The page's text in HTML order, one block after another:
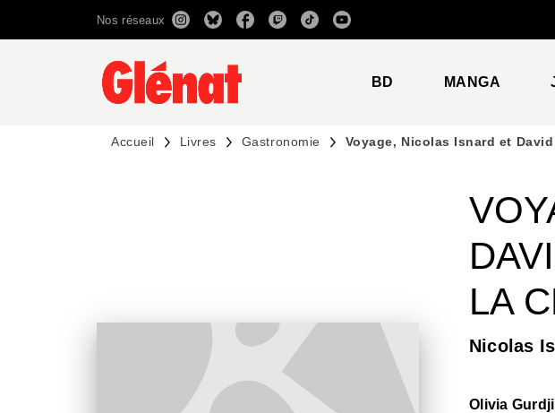
RECHERCHE CONTENU
Nos réseaux
BD MANGA
Accueil Livres Gastronomie Voyage, Nicolas Isnard et
LA
Nicolas
Olivia